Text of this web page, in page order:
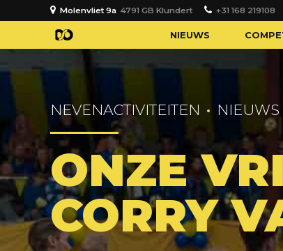
Molenvliet 9a 4791 GB Klundert +31 168 219108
NIEUWS
NEVENACTIVITEITEN NIEUWS
ONZE
CORRY